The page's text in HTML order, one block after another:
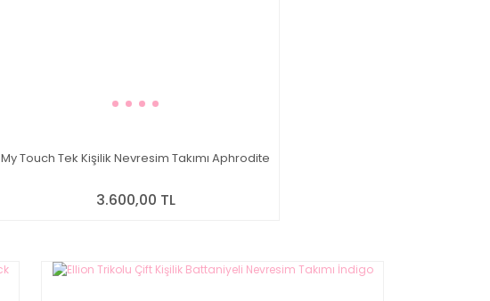
My Touch Tek Kişilik Nevresim Takımı Aphrodite
3.600,00 TL